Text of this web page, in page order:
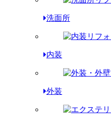
洗面所
内装
外装